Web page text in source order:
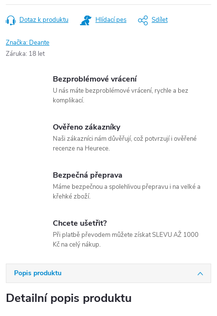
Dotaz k produktu Hlídací pes Sdílet
Značka: Deante
Záruka: 18 let
Bezproblémové vrácení
U nás máte bezproblémové vrácení, rychle a bez
komplikací.
Ověřeno zákazníky
Naši zákazníci nám důvěřují, což potvrzují i ověřené
recenze na Heurece.
Bezpečná přeprava
Máme bezpečnou a spolehlivou přepravu i na velké a
křehké zboží.
Chcete ušetřit?
Při platbě převodem můžete získat SLEVU AŽ 1000
Kč na celý nákup.
Popis produktu
Detailní popis produktu